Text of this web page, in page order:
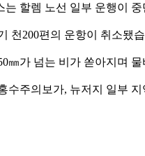
할렘 노선 일부 운행이
천200편의 운항이 취소됐
가 넘는 비가 쏟아지며
주의보가, 뉴저지 일부